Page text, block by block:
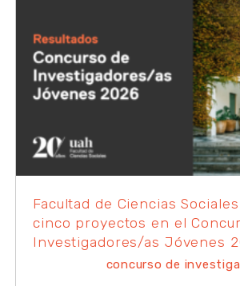
Facultad de Ciencias
cinco proyectos en el
Investigadores/as Jóvenes
concurso de